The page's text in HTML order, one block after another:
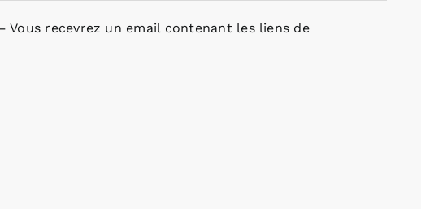
recevrez un email contenant les liens de